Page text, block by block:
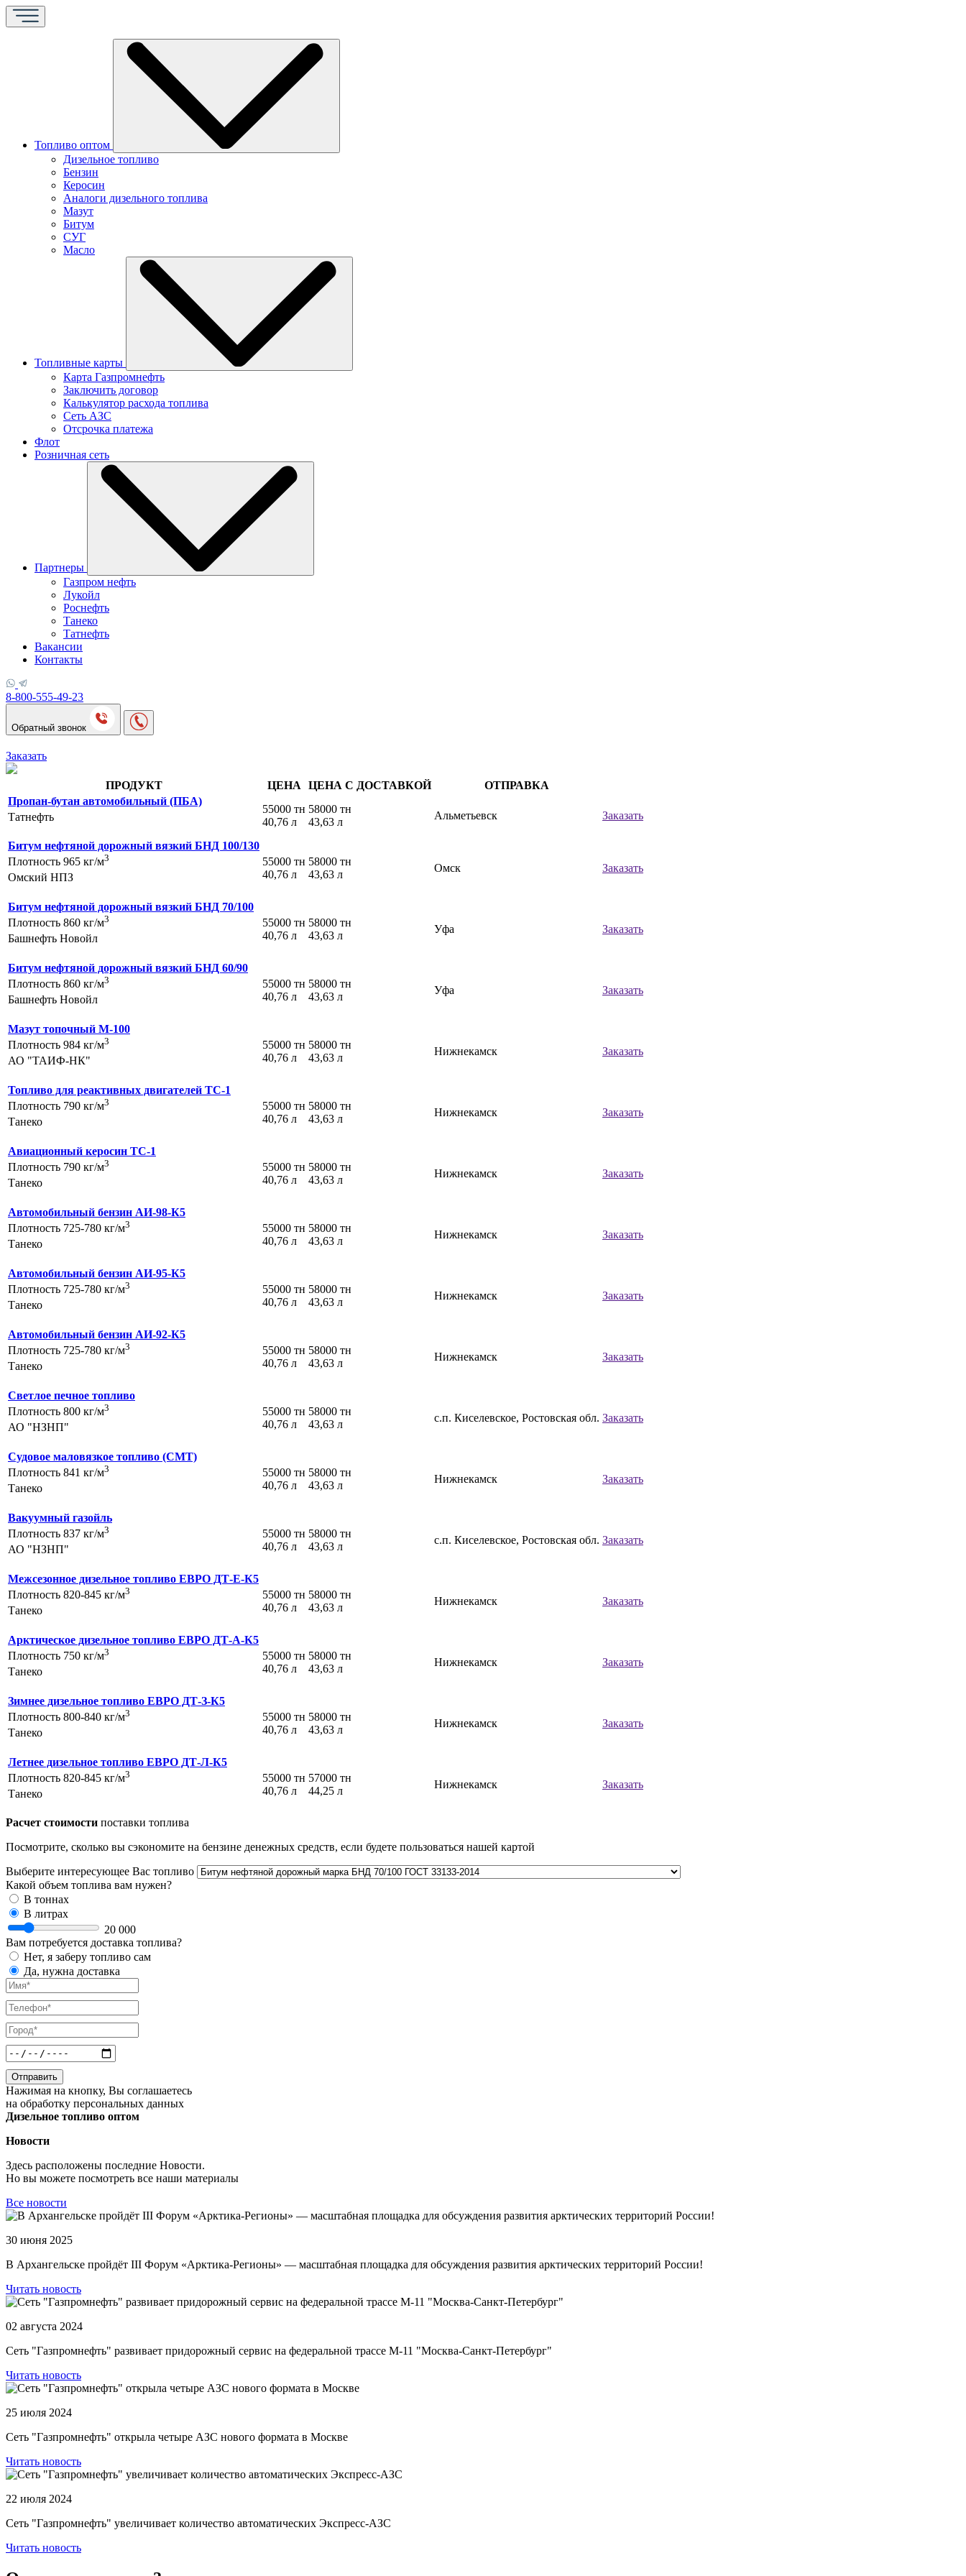
Топливо оптом
Дизельное топливо
Бензин
Керосин
Аналоги дизельного топлива
Мазут
Битум
СУГ
Масло
Топливные карты
Карта Газпромнефть
Заключить договор
Калькулятор расхода топлива
Сеть АЗС
Отсрочка платежа
Флот
Розничная сеть
Партнеры
Газпром нефть
Лукойл
Роснефть
Танеко
Татнефть
Вакансии
Контакты
8-800-555-49-23
Обратный звонок
Заказать
ПРОДУКТ ЦЕНА ЦЕНА С ДОСТАВКОЙ
ОТПРАВКА
Пропан-бутан автомобильный (ПБА)
Татнефть
55000 тн
40,76 л
58000 тн
43,63 л
Альметьевск Заказать
Битум нефтяной дорожный вязкий БНД 100/130
Плотность 965 кг/м3
Омский НПЗ
55000 тн
40,76 л
58000 тн
43,63 л
Омск Заказать
Битум нефтяной дорожный вязкий БНД 70/100
Плотность 860 кг/м3
Башнефть Новойл
55000 тн
40,76 л
58000 тн
43,63 л
Уфа Заказать
Битум нефтяной дорожный вязкий БНД 60/90
Плотность 860 кг/м3
Башнефть Новойл
55000 тн
40,76 л
58000 тн
43,63 л
Уфа Заказать
Мазут топочный М-100
Плотность 984 кг/м3
АО "ТАИФ-НК"
55000 тн
40,76 л
58000 тн
43,63 л
Нижнекамск Заказать
Топливо для реактивных двигателей ТС-1
Плотность 790 кг/м3
Танеко
55000 тн
40,76 л
58000 тн
43,63 л
Нижнекамск Заказать
Авиационный керосин ТС-1
Плотность 790 кг/м3
Танеко
55000 тн
40,76 л
58000 тн
43,63 л
Нижнекамск Заказать
Автомобильный бензин АИ-98-К5
Плотность 725-780 кг/м3
Танеко
55000 тн
40,76 л
58000 тн
43,63 л
Нижнекамск Заказать
Автомобильный бензин АИ-95-К5
Плотность 725-780 кг/м3
Танеко
55000 тн
40,76 л
58000 тн
43,63 л
Нижнекамск Заказать
Автомобильный бензин АИ-92-К5
Плотность 725-780 кг/м3
Танеко
55000 тн
40,76 л
58000 тн
43,63 л
Нижнекамск Заказать
Светлое печное топливо
Плотность 800 кг/м3
АО "НЗНП"
55000 тн
40,76 л
58000 тн
43,63 л
с.п. Киселевское, Ростовская обл. Заказать
Судовое маловязкое топливо (СМТ)
Плотность 841 кг/м3
Танеко
55000 тн
40,76 л
58000 тн
43,63 л
Нижнекамск Заказать
Вакуумный газойль
Плотность 837 кг/м3
АО "НЗНП"
55000 тн
40,76 л
58000 тн
43,63 л
с.п. Киселевское, Ростовская обл. Заказать
Межсезонное дизельное топливо ЕВРО ДТ-Е-К5
Плотность 820-845 кг/м3
Танеко
55000 тн
40,76 л
58000 тн
43,63 л
Нижнекамск Заказать
Арктическое дизельное топливо ЕВРО ДТ-А-К5
Плотность 750 кг/м3
Танеко
55000 тн
40,76 л
58000 тн
43,63 л
Нижнекамск Заказать
Зимнее дизельное топливо ЕВРО ДТ-З-К5
Плотность 800-840 кг/м3
Танеко
55000 тн
40,76 л
58000 тн
43,63 л
Нижнекамск Заказать
Летнее дизельное топливо ЕВРО ДТ-Л-К5
Плотность 820-845 кг/м3
Танеко
55000 тн
40,76 л
57000 тн
44,25 л
Нижнекамск Заказать
Расчет стоимости поставки топлива
Посмотрите, сколько вы сэкономите на бензине денежных средств, если будете пользоваться нашей картой
Выберите интересующее Вас топливо
Какой объем топлива вам нужен?
В тоннах
В литрах
20 000
Вам потребуется доставка топлива?
Нет, я заберу топливо сам
Да, нужна доставка
Отправить
Нажимая на кнопку, Вы соглашаетесь
на обработку персональных данных
Дизельное топливо оптом
Новости
Здесь расположены последние Новости.
Но вы можете посмотреть все наши материалы
Все новости
30 июня 2025
В Архангельске пройдёт III Форум «Арктика-Регионы» — масштабная площадка для обсуждения развития арктических территорий России!
Читать новость
02 августа 2024
Сеть "Газпромнефть" развивает придорожный сервис на федеральной трассе М-11 "Москва-Санкт-Петербург"
Читать новость
25 июля 2024
Сеть "Газпромнефть" открыла четыре АЗС нового формата в Москве
Читать новость
22 июля 2024
Сеть "Газпромнефть" увеличивает количество автоматических Экспресс-АЗС
Читать новость